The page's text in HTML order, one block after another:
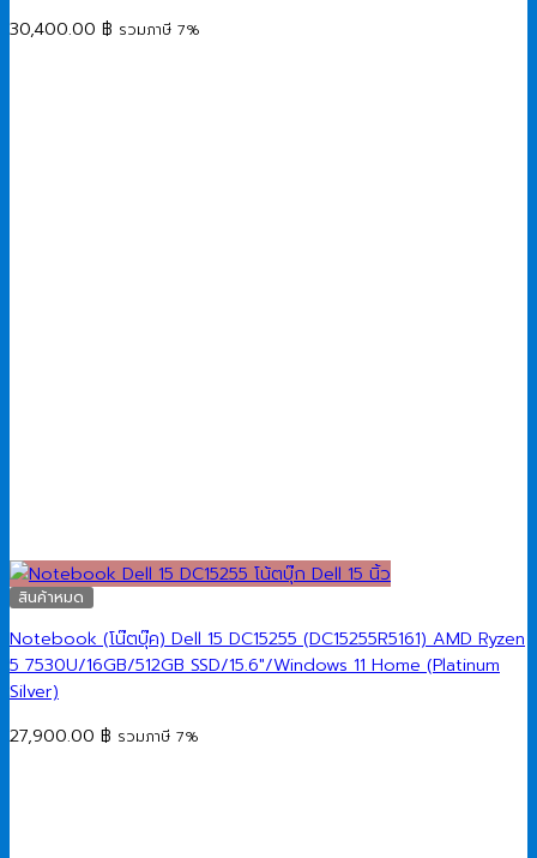
30,400.00 ฿ รวมภาษี 7%
สินค้าหมด
Notebook (โน๊ตบุ๊ค) Dell 15 DC15255 (DC15255R5161) AMD Ryzen
5 7530U/16GB/512GB SSD/15.6″/Windows 11 Home (Platinum
Silver)
27,900.00 ฿ รวมภาษี 7%